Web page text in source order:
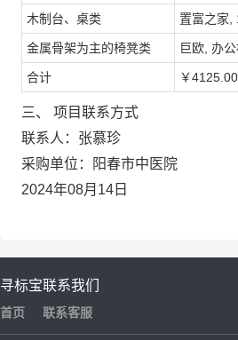
木制台、桌类 置富之家,
金属骨架为主的椅凳类 巨欧, 办
合计 ￥
三、 项目联系方式
联系人：张慕珍
采购单位：阳春市中医院
2024年08月14日
寻标宝
首页
联系我们
联系客服